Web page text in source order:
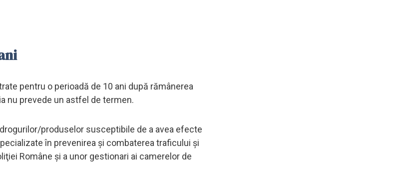
pentru o perioadă de 10 ani după rămânerea
nu prevede un astfel de termen.
produselor susceptibile de a avea efecte
în prevenirea şi combaterea traficului şi
Române şi a unor gestionari ai camerelor de